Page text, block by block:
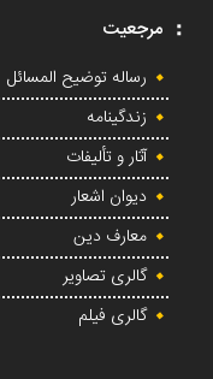
مرجعیت
رساله توضیح المسائل
زندگینامه
آثار و تألیفات
دیوان اشعار
معارف دین
گالری تصاویر
گالری فیلم